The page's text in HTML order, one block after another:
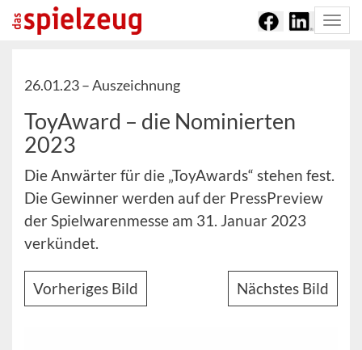
26.01.23 –Auszeichnung
ToyAward – die Nominierten
2023
Die Anwärter für die „ToyAwards“ stehen fest.
Die Gewinner werden auf der PressPreview
der Spielwarenmesse am 31. Januar 2023
verkündet.
Vorheriges Bild Nächstes Bild